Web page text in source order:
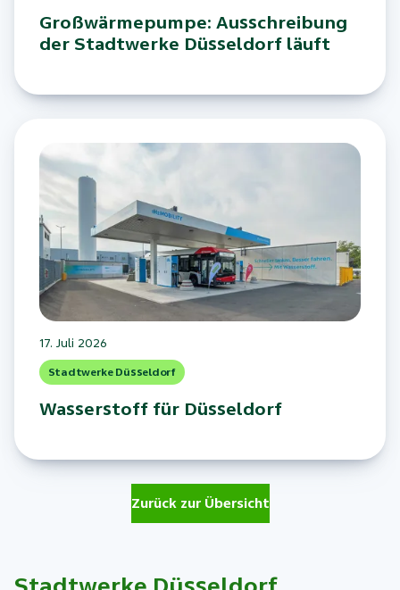
Großwärmepumpe: Ausschreibung
der Stadtwerke Düsseldorf läuft
17. Juli 2026
Stadtwerke Düsseldorf
Wasserstoff für Düsseldorf
Zurück zur Übersicht